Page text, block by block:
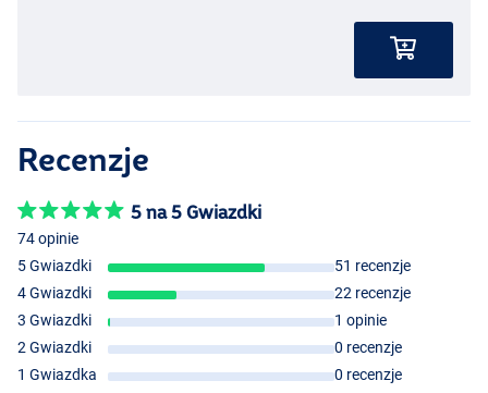
Recenzje
5 na 5 Gwiazdki
74 opinie
5 Gwiazdki
51 recenzje
4 Gwiazdki
22 recenzje
3 Gwiazdki
1 opinie
2 Gwiazdki
0 recenzje
1 Gwiazdka
0 recenzje